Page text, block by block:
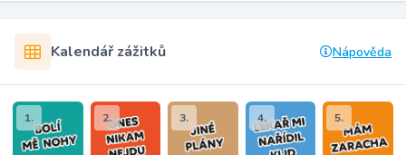
Kalendář zážitků Nápověda
1. 2. 3. 4. 5.